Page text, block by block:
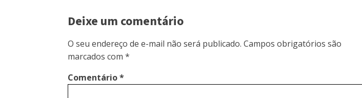
Deixe um comentário
O seu endereço de e-mail não será publicado. Campos obrigatórios são
marcados com *
Comentário*